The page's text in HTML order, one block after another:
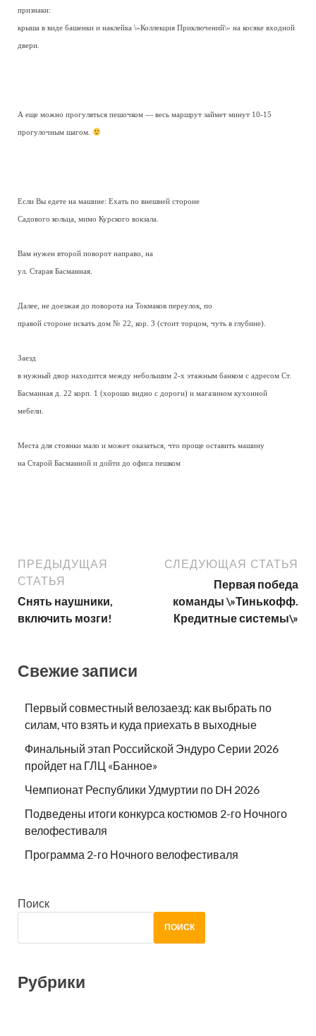
признаки:
крыша в виде башенки и наклейка \»Коллекция Приключений\» на косяке входной
двери.
А еще можно прогуляться пешочком — весь маршрут займет минут 10-15
прогулочным шагом.
Если Вы едете на машине: Ехать по внешней стороне
Садового кольца, мимо Курского вокзала.
Вам нужен второй поворот направо, на
ул. Старая Басманная.
Далее, не доезжая до поворота на Токмаков переулок, по
правой стороне искать дом № 22, кор. 3 (стоит торцом, чуть в глубине).
Заезд
в нужный двор находится между небольшим 2-х этажным банком с адресом Ст.
Басманная д. 22 корп. 1 (хорошо видно с дороги) и магазином кухонной
мебели.
Места для стоянки мало и может оказаться, что проще оставить машину
на Старой Басманной и дойти до офиса пешком
ПРЕДЫДУЩАЯ
СТАТЬЯ
Снять наушники,
включить мозги!
СЛЕДУЮЩАЯ СТАТЬЯ
Первая победа
команды \»Тинькофф.
Кредитные системы\»
Свежие записи
Первый совместный велозаезд: как выбрать по
силам, что взять и куда приехать в выходные
Финальный этап Российской Эндуро Серии 2026
пройдет на ГЛЦ «Банное»
Чемпионат Республики Удмуртии по DH 2026
Подведены итоги конкурса костюмов 2-го Ночного
велофестиваля
Программа 2-го Ночного велофестиваля
Поиск
ПОИСК
Рубрики